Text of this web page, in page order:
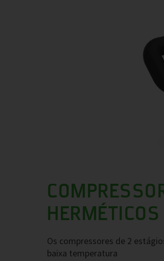
Os compressores de 2
baixa temperatura